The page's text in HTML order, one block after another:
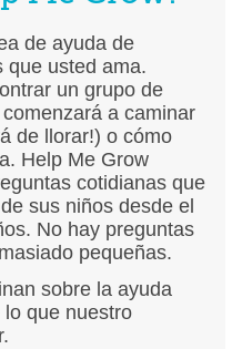
de ayuda de
que usted ama.
un grupo de
a caminar
de llorar!) o cómo
Help Me Grow
cotidianas que
sus niños desde el
No hay preguntas
pequeñas.
sobre la ayuda
que nuestro